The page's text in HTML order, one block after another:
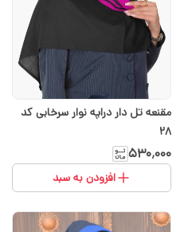
مقنعه تل دار دراپه نوار سرخابی کد
28
۵۳۰٬۰۰۰
افزودن به سبد